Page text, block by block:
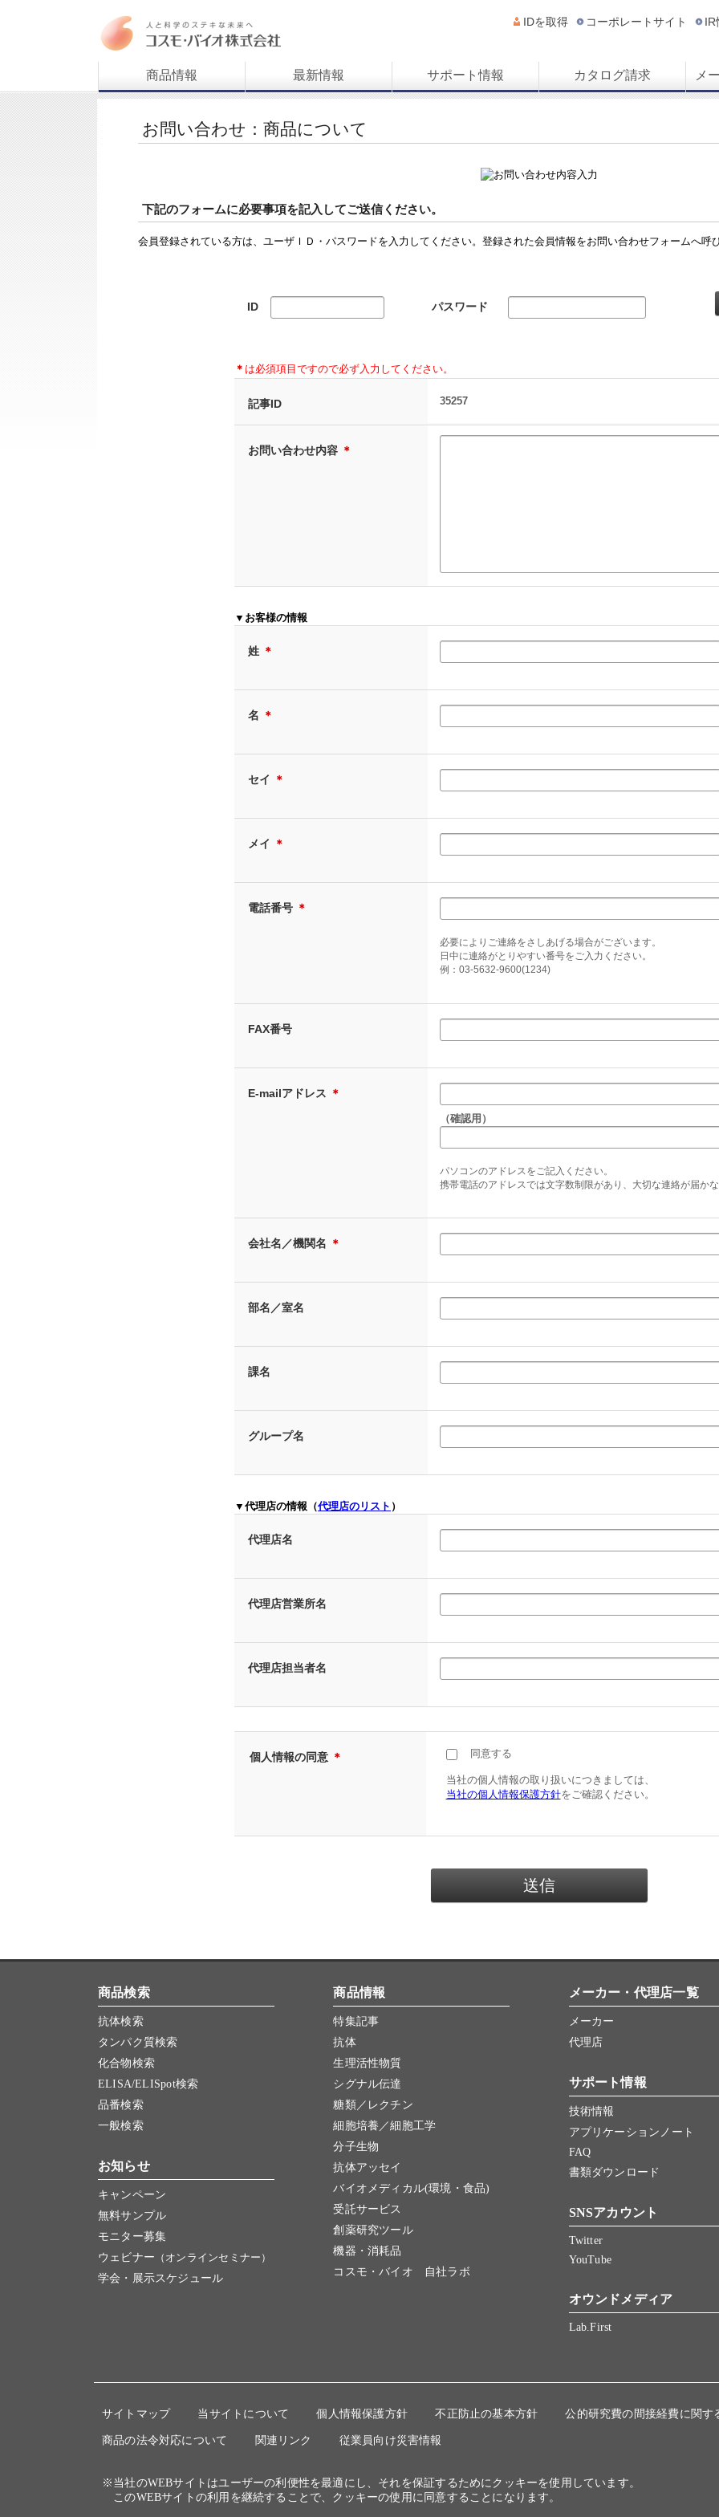
IDを取得 コーポレートサイト IR
商品情報 最新情報 サポート情報 カタログ請求 メ
お問い合わせ：商品について
下記のフォームに必要事項を記入してご送信ください。
会員登録されている方は、ユーザＩＤ・パスワードを入力してください。登録された会員情報をお問い合わせフォームへ呼
ID パスワード
＊ は必須項目ですので必ず入力してください。
記事ID 35257
お問い合わせ内容 ＊
▼お客様の情報
姓 ＊
名 ＊
セイ ＊
メイ ＊
電話番号 ＊
必要によりご連絡をさしあげる場合がございます。
日中に連絡がとりやすい番号をご入力ください。
例：03-5632-9600(1234)
FAX番号
E-mailアドレス ＊
（確認用）
パソコンのアドレスをご記入ください。
携帯電話のアドレスでは文字数制限があり、大切な連絡が届かな
会社名／機関名 ＊
部名／室名
課名
グループ名
▼代理店の情報（代理店のリスト ）
代理店名
代理店営業所名
代理店担当者名
個人情報の同意 ＊ 同意する
当社の個人情報の取り扱いにつきましては、
当社の個人情報保護方針をご確認ください。
商品検索
抗体検索
タンパク質検索
化合物検索
ELISA/ELISpot検索
品番検索
一般検索
お知らせ
キャンペーン
無料サンプル
モニター募集
ウェビナー （オンラインセミナー）
学会・展示スケジュール
商品情報
特集記事
抗体
生理活性物質
シグナル伝達
糖類／レクチン
細胞培養／細胞工学
分子生物
抗体アッセイ
バイオメディカル(環境・食品)
受託サービス
創薬研究ツール
機器・消耗品
コスモ・バイオ 自社ラボ
メーカー・代理店一覧
メーカー
代理店
サポート情報
技術情報
アプリケーションノート
FAQ
書類ダウンロード
SNSアカウント
Twitter
YouTube
オウンドメディア
Lab.First
サイトマップ 当サイトについて 個人情報保護方針 不正防止の基本方針 公的研究費の間接経費に関す
商品の法令対応について 関連リンク 従業員向け災害情報
※当社のWEBサイトはユーザーの利便性を最適にし、それを保証するためにクッキーを使用しています。
このWEBサイトの利用を継続することで、クッキーの使用に同意することになります。